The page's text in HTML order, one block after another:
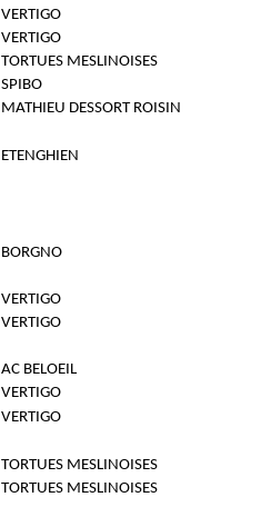
VERTIGO
VERTIGO
TORTUES MESLINOISES
SPIBO
MATHIEU DESSORT ROISIN
ETENGHIEN
BORGNO
VERTIGO
VERTIGO
AC BELOEIL
VERTIGO
VERTIGO
TORTUES MESLINOISES
TORTUES MESLINOISES